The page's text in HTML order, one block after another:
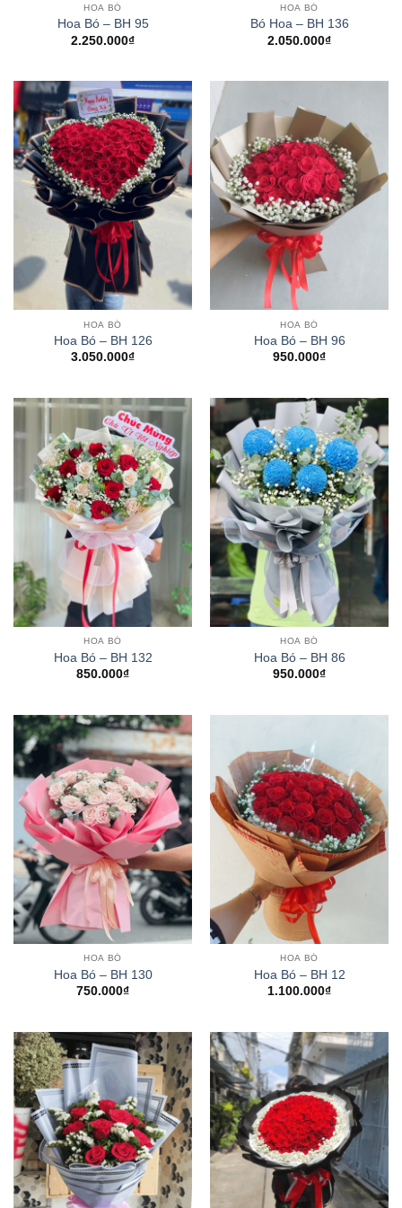
HOA BÓ
Hoa Bó – BH 95
2.250.000₫
HOA BÓ
Bó Hoa – BH 136
2.050.000₫
HOA BÓ
Hoa Bó – BH 126
3.050.000₫
HOA BÓ
Hoa Bó – BH 96
950.000₫
HOA BÓ
Hoa Bó – BH 132
850.000₫
HOA BÓ
Hoa Bó – BH 86
950.000₫
HOA BÓ
Hoa Bó – BH 130
750.000₫
HOA BÓ
Hoa Bó – BH 12
1.100.000₫